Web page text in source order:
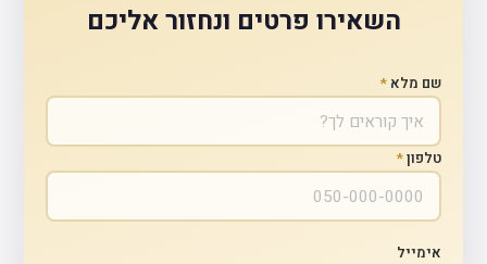
השאירו פרטים ונחזור אליכם
שם מלא*
טלפון*
אימייל